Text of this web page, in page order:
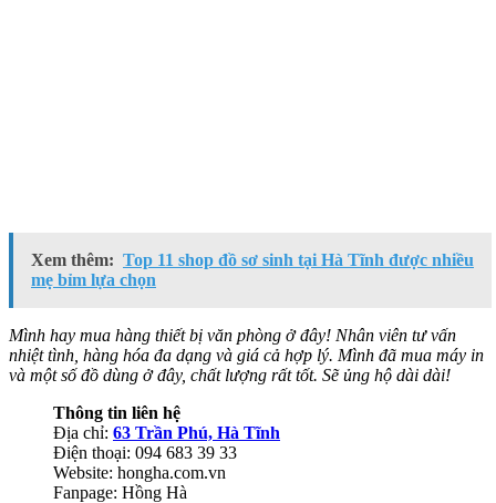
Xem thêm: Top 11 shop đồ sơ sinh tại Hà Tĩnh được nhiều
mẹ bỉm lựa chọn
Mình hay mua hàng thiết bị văn phòng ở đây! Nhân viên tư vấn
nhiệt tình, hàng hóa đa dạng và giá cả hợp lý. Mình đã mua máy in
và một số đồ dùng ở đây, chất lượng rất tốt. Sẽ ủng hộ dài dài!
Thông tin liên hệ
Địa chỉ: 63 Trần Phú, Hà Tĩnh
Điện thoại: 094 683 39 33
Website: hongha.com.vn
Fanpage: Hồng Hà